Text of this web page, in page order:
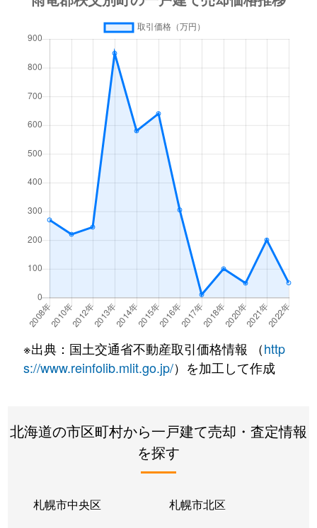
※出典：国土交通省不動産取引価格情報 （http
s://www.reinfolib.mlit.go.jp/）を加工して作成
北海道の市区町村から一戸建て売却・査定情報
を探す
札幌市中央区 札幌市北区